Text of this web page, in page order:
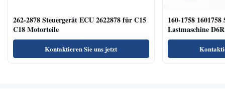
262-2878 Steuergerät ECU 2622878 für C15
C18 Motorteile
Kontaktieren Sie uns jetzt
160-1758
Lastmaschine D6R